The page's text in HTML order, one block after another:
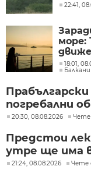
22:41,
море:
18:01,
Балкани
погребални
20:30, 08.08.2026 Чете
Предстои
утре ще има
21:24, 08.08.2026 Чете